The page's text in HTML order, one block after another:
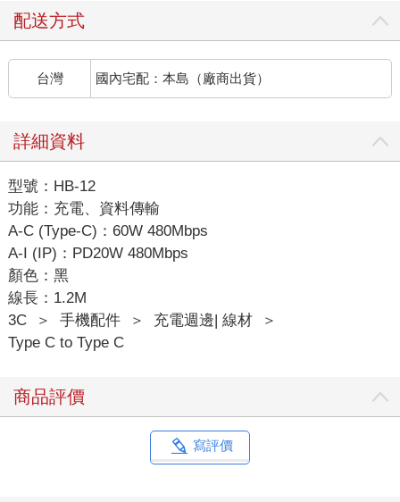
配送方式
台灣 國內宅配：本島（廠商出貨）
詳細資料
型號：HB-12
功能：充電、資料傳輸
A-C (Type-C)：60W 480Mbps
A-I (IP)：PD20W 480Mbps
顏色：黑
線長：1.2M
3C
＞ 手機配件 ＞ 充電週邊| 線材
＞
Type C to Type C
商品評價
寫評價